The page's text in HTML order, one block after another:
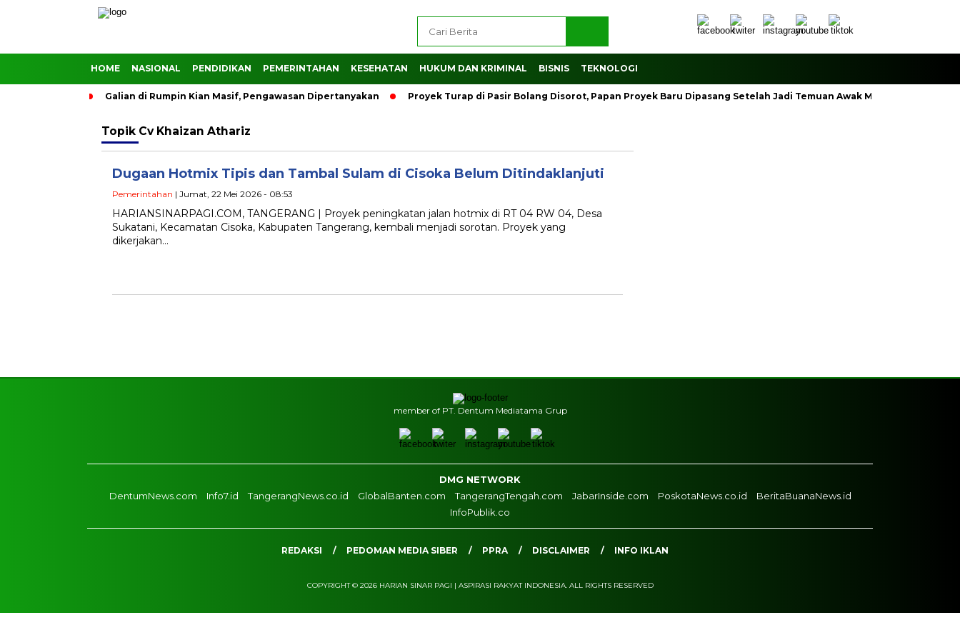
HOME NASIONAL PENDIDIKAN PEMERINTAHAN KESEHATAN HUKUM DAN KRIMINAL BISNIS TEKNOLOGI
Galian di Rumpin Kian Masif, Pengawasan Dipertanyakan Proyek Turap di Pasir Bolang Disorot, Papan Proyek Baru Dipasang Setelah Jadi Temuan Awak Media
Topik Cv Khaizan Athariz
Dugaan Hotmix Tipis dan Tambal Sulam di Cisoka Belum Ditindaklanjuti
Pemerintahan | Jumat, 22 Mei 2026 - 08:53
HARIANSINARPAGI.COM, TANGERANG | Proyek peningkatan jalan hotmix di RT 04 RW 04, Desa
Sukatani, Kecamatan Cisoka, Kabupaten Tangerang, kembali menjadi sorotan. Proyek yang
dikerjakan…
member of PT. Dentum Mediatama Grup
DMG NETWORK
DentumNews.com
Info7.id TangerangNews.co.id GlobalBanten.com TangerangTengah.com JabarInside.com PoskotaNews.co.id
BeritaBuanaNews.id
InfoPublik.co
REDAKSI PEDOMAN MEDIA SIBER PPRA DISCLAIMER INFO IKLAN
COPYRIGHT © 2026 HARIAN SINAR PAGI | ASPIRASI RAKYAT INDONESIA. ALL RIGHTS RESERVED